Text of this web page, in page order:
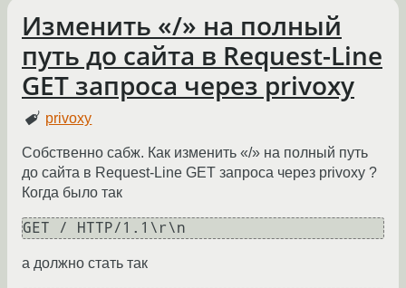
Изменить «/» на полный
путь до сайта в Request-Line
GET запроса через privoxy
privoxy
Собственно сабж. Как изменить «/» на полный путь
до сайта в Request-Line GET запроса через privoxy ?
Когда было так
GET / HTTP/1.1\r\n
а должно стать так